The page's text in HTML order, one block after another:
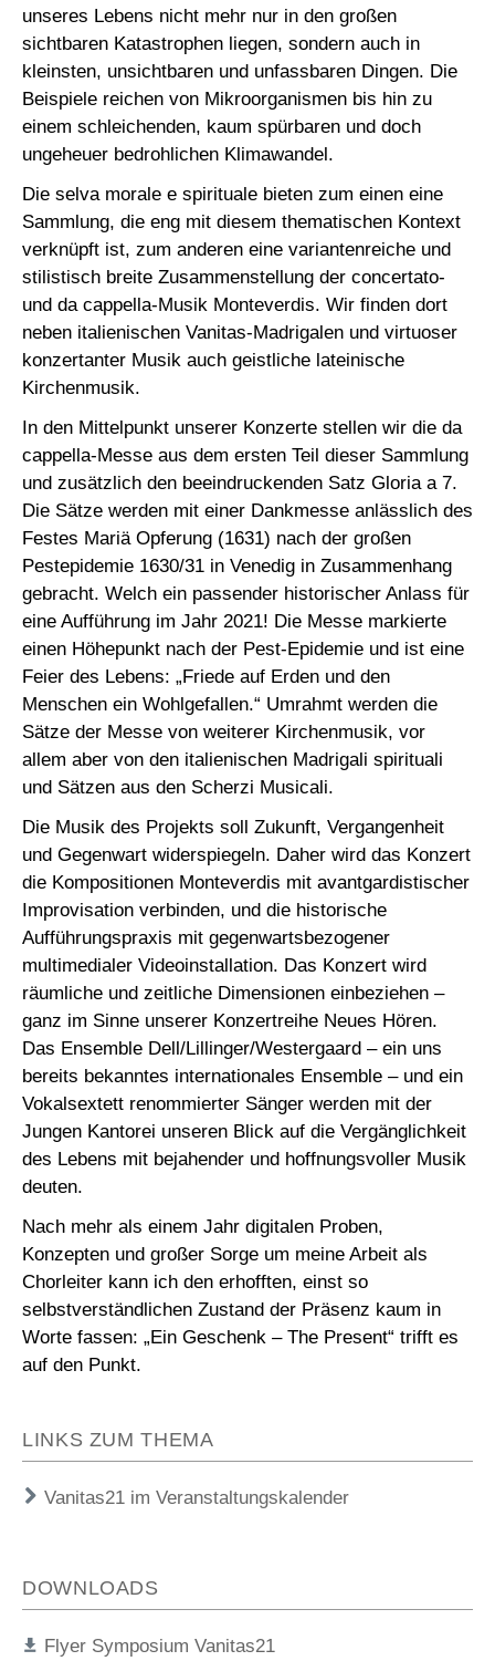
unseres Lebens nicht mehr nur in den großen
sichtbaren Katastrophen liegen, sondern auch in
kleinsten, unsichtbaren und unfassbaren Dingen. Die
Beispiele reichen von Mikroorganismen bis hin zu
einem schleichenden, kaum spürbaren und doch
ungeheuer bedrohlichen Klimawandel.
Die selva morale e spirituale bieten zum einen eine
Sammlung, die eng mit diesem thematischen Kontext
verknüpft ist, zum anderen eine variantenreiche und
stilistisch breite Zusammenstellung der concertato-
und da cappella-Musik Monteverdis. Wir finden dort
neben italienischen Vanitas-Madrigalen und virtuoser
konzertanter Musik auch geistliche lateinische
Kirchenmusik.
In den Mittelpunkt unserer Konzerte stellen wir die da
cappella-Messe aus dem ersten Teil dieser Sammlung
und zusätzlich den beeindruckenden Satz Gloria a 7.
Die Sätze werden mit einer Dankmesse anlässlich des
Festes Mariä Opferung (1631) nach der großen
Pestepidemie 1630/31 in Venedig in Zusammenhang
gebracht. Welch ein passender historischer Anlass für
eine Aufführung im Jahr 2021! Die Messe markierte
einen Höhepunkt nach der Pest-Epidemie und ist eine
Feier des Lebens: „Friede auf Erden und den
Menschen ein Wohlgefallen.“ Umrahmt werden die
Sätze der Messe von weiterer Kirchenmusik, vor
allem aber von den italienischen Madrigali spirituali
und Sätzen aus den Scherzi Musicali.
Die Musik des Projekts soll Zukunft, Vergangenheit
und Gegenwart widerspiegeln. Daher wird das Konzert
die Kompositionen Monteverdis mit avantgardistischer
Improvisation verbinden, und die historische
Aufführungspraxis mit gegenwartsbezogener
multimedialer Videoinstallation. Das Konzert wird
räumliche und zeitliche Dimensionen einbeziehen –
ganz im Sinne unserer Konzertreihe Neues Hören.
Das Ensemble Dell/Lillinger/Westergaard – ein uns
bereits bekanntes internationales Ensemble – und ein
Vokalsextett renommierter Sänger werden mit der
Jungen Kantorei unseren Blick auf die Vergänglichkeit
des Lebens mit bejahender und hoffnungsvoller Musik
deuten.
Nach mehr als einem Jahr digitalen Proben,
Konzepten und großer Sorge um meine Arbeit als
Chorleiter kann ich den erhofften, einst so
selbstverständlichen Zustand der Präsenz kaum in
Worte fassen: „Ein Geschenk – The Present“ trifft es
auf den Punkt.
LINKS ZUM THEMA
Vanitas21 im Veranstaltungskalender
DOWNLOADS
Flyer Symposium Vanitas21